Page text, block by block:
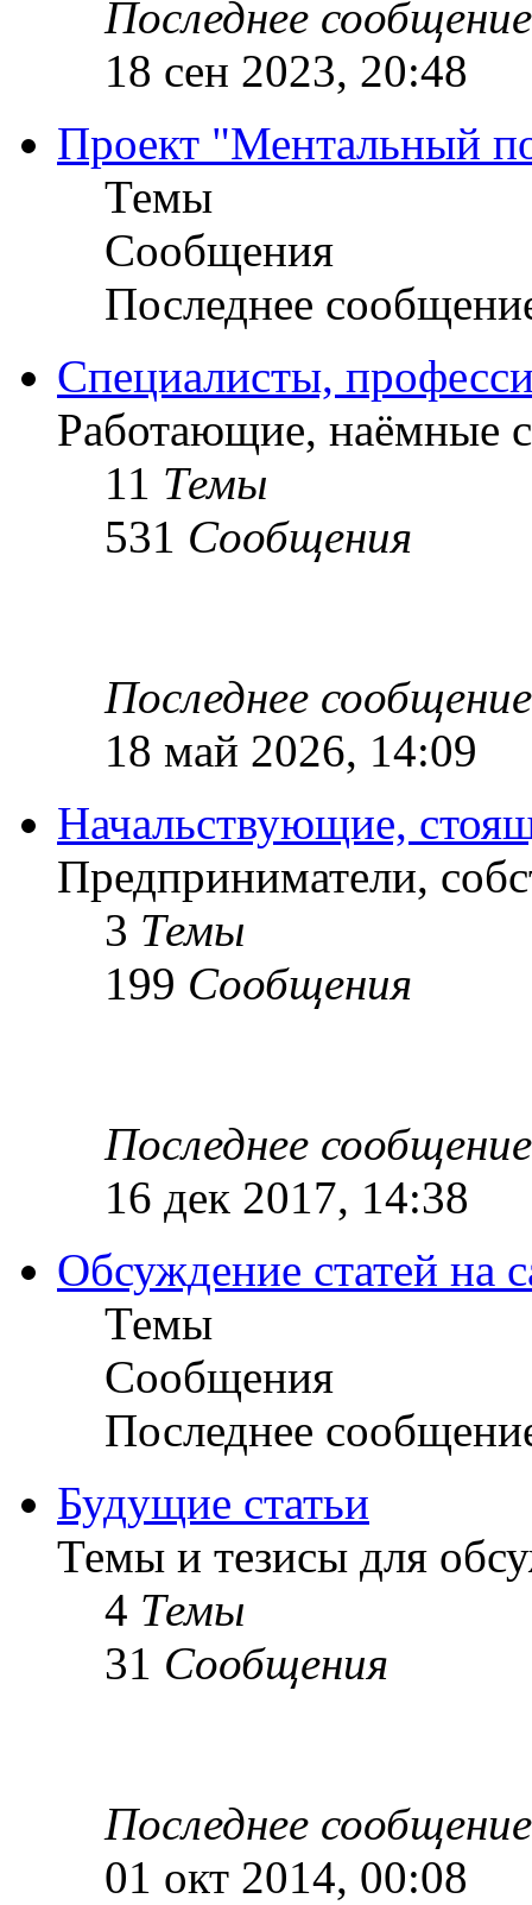
Последнее сообщение
18 сен 2023, 20:48
Проект "Ментальный
Темы
Сообщения
Последнее
Специалисты,
Работающие, наёмные
11 Темы
531 Сообщения
Последнее сообщение
18 май 2026, 14:09
Начальствующие,
Предприниматели,
3 Темы
199 Сообщения
Последнее сообщение
16 дек 2017, 14:38
Обсуждение статей на
Темы
Сообщения
Последнее
Будущие статьи
Темы и тезисы для
4 Темы
31 Сообщения
Последнее сообщение
01 окт 2014, 00:08